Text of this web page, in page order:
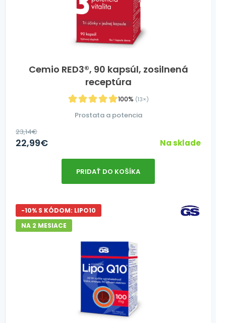
Cemio RED3®, 90 kapsúl, zosilnená
receptúra
100% (13×)
Prostata a potencia
23,14€
22,99€ Na sklade
PRIDAŤ DO KOŠÍKA
-10% S KÓDOM: LIPO10
NA 2 MESIACE